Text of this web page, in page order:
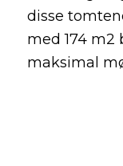
disse
med 174 m2
maksimal